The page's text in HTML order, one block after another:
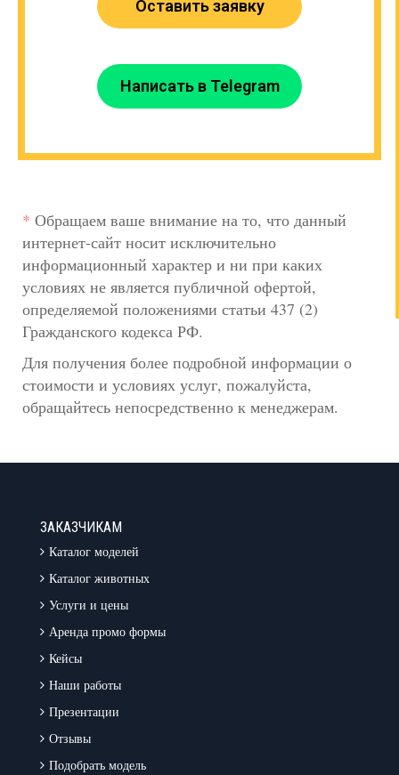
Оставить заявку
Написать в Telegram
* Обращаем ваше внимание на то, что данный
интернет-сайт носит исключительно
информационный характер и ни при каких
условиях не является публичной офертой,
определяемой положениями статьи 437 (2)
Гражданского кодекса РФ.
Для получения более подробной информации о
стоимости и условиях услуг, пожалуйста,
обращайтесь непосредственно к менеджерам.
ЗАКАЗЧИКАМ
Каталог моделей
Каталог животных
Услуги и цены
Аренда промо формы
Кейсы
Наши работы
Презентации
Отзывы
Подобрать модель